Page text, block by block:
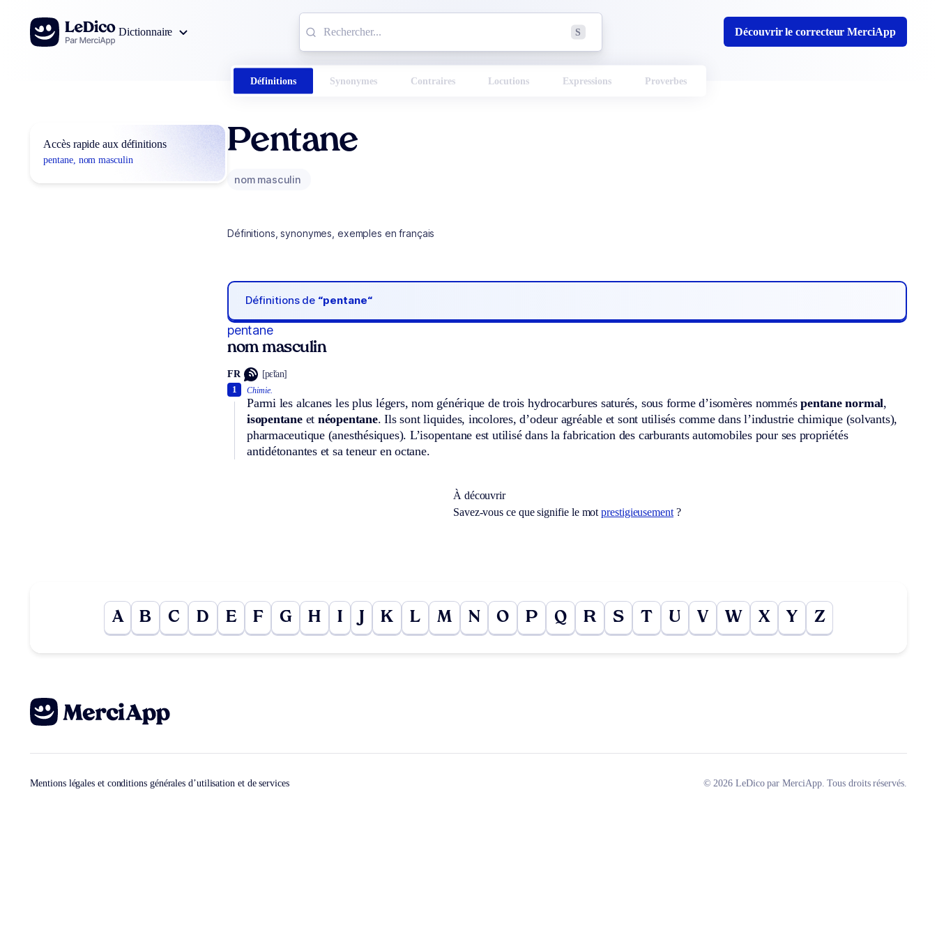
Aller au contenu
Dictionnaire
S Découvrir le correcteur MerciApp
Définitions Synonymes Contraires Locutions Expressions Proverbes
Accès rapide aux définitions
pentane, nom masculin
Pentane
nom masculin
Définitions, synonymes, exemples en français
Définitions de “pentane“
pentane
nom masculin
FR [pɛ̃tan]
Chimie.
Parmi les alcanes les plus légers, nom générique de trois hydrocarbures saturés, sous forme d’isomères nomméspentane normal,
isopentaneet néopentane. Ils sont liquides, incolores, d’odeur agréable et sont utilisés comme dans l’industrie chimique (solvants),
pharmaceutique (anesthésiques). L’isopentane est utilisé dans la fabrication des carburants automobiles pour ses propriétés
antidétonantes et sa teneur en octane.
1
À découvrir
Savez-vous ce que signifie le motprestigieusement?
A B C D E F G H I K L M N O P Q R S T U V W X Y Z
Mentions légales et conditions générales d’utilisation et de services © 2026 LeDico par MerciApp. Tous droits réservés.